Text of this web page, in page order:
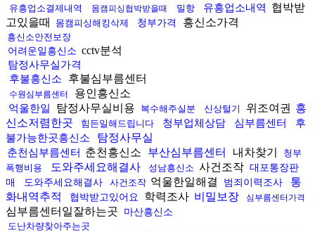
유흥업소결제내역 몸캠피싱협박받을때 밀항 유흥업소내역
협박받
고있을때
몸캠피싱해킹삭제 청부가격 흥신소가격
흥신소안전보장
어려운일흥신소 cctv분석
탐정사무실가격
후불흥신소
후불심부름센터
수원심부름센터 용인흥신소
억울한일 탐정사무실비용 복수해주실분 신상털기 위조여권 흥
신소저렴한곳
힘든일해드립니다 청부업체상담 심부름센터
후
불가능한곳흥신소
탐정사무실
춘천심부름센터 춘천흥신소 부산심부름센터 내차찾기
청부
폭행비용
도와주세요해결사 성남흥신소 사건조작 대포통장판
매
도와주세요해결사 사건조작 억울한일해결 범죄이력조사
통
화내역추적
협박받고있어요 학력조사 비밀보장 심부름센터가격
심부름센터일잘하는곳
마산흥신소
도난차량찾아주는곳